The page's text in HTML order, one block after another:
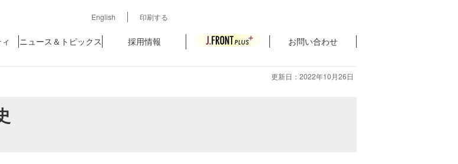
English 印刷する
ニュース＆トピックス 採用情報 お問い合わせ
更新日：2022年10月26日